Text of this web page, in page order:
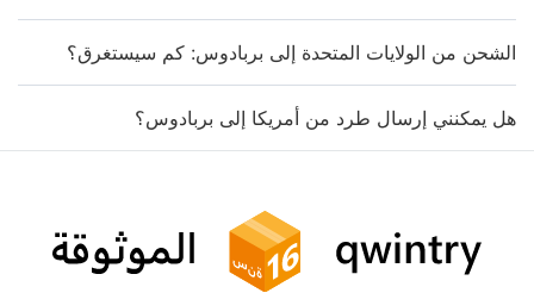
الشحن من الولايات المتحدة إلى بربادوس: كم سيستغرق؟
هل يمكنني إرسال طرد من أمريكا إلى بربادوس؟